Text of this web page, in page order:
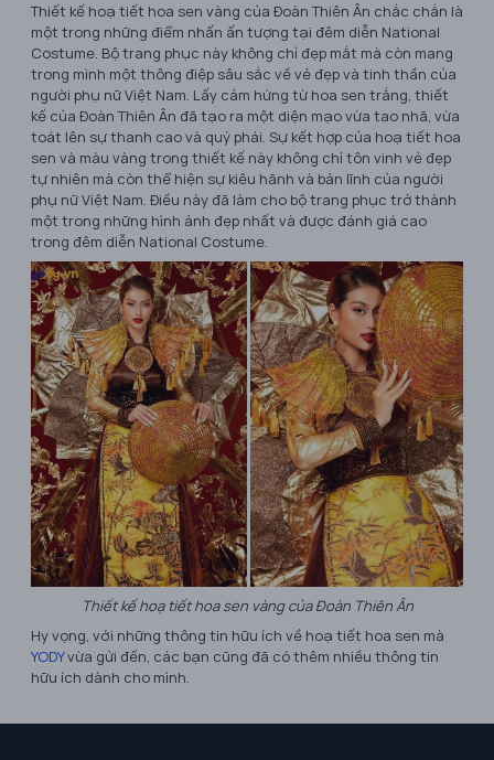
Thiết kế hoạ tiết hoa sen vàng của Đoàn Thiên Ân chắc chắn là
một trong những điểm nhấn ấn tượng tại đêm diễn National
Costume. Bộ trang phục này không chỉ đẹp mắt mà còn mang
trong mình một thông điệp sâu sắc về vẻ đẹp và tinh thần của
người phụ nữ Việt Nam. Lấy cảm hứng từ hoa sen trắng, thiết
kế của Đoàn Thiên Ân đã tạo ra một diện mạo vừa tao nhã, vừa
toát lên sự thanh cao và quý phái. Sự kết hợp của hoạ tiết hoa
sen và màu vàng trong thiết kế này không chỉ tôn vinh vẻ đẹp
tự nhiên mà còn thể hiện sự kiêu hãnh và bản lĩnh của người
phụ nữ Việt Nam. Điều này đã làm cho bộ trang phục trở thành
một trong những hình ảnh đẹp nhất và được đánh giá cao
trong đêm diễn National Costume.
Thiết kế hoạ tiết hoa sen vàng của Đoàn Thiên Ân
Hy vọng, với những thông tin hữu ích về hoạ tiết hoa sen mà
YODYvừa gửi đến, các bạn cũng đã có thêm nhiều thông tin
hữu ích dành cho mình.